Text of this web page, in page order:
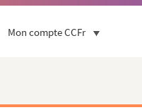
Mon compte CCFr